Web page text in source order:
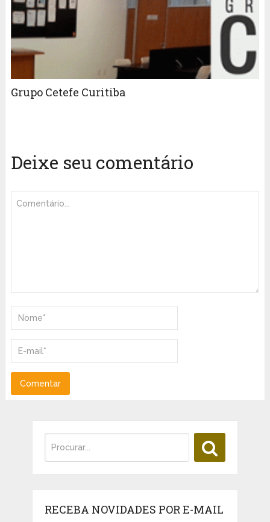
Grupo Cetefe Curitiba
Deixe seu comentário
RECEBA NOVIDADES POR E-MAIL